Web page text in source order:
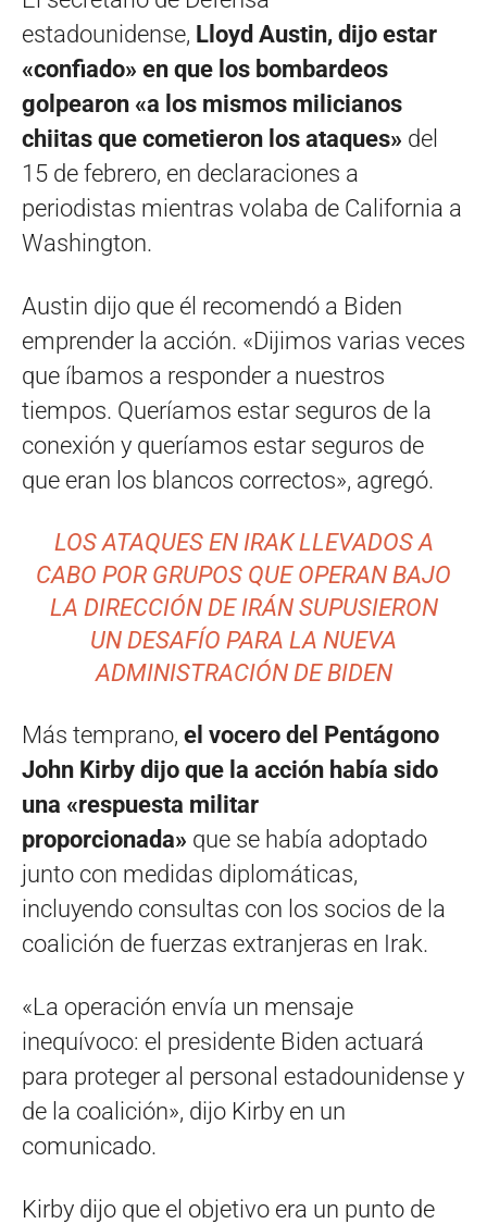
estadounidense, Lloyd Austin, dijo estar
«confiado» en que los bombardeos
golpearon «a los mismos milicianos
chiitas que cometieron los ataques» del
15 de febrero, en declaraciones a
periodistas mientras volaba de California a
Washington.
Austin dijo que él recomendó a Biden
emprender la acción. «Dijimos varias veces
que íbamos a responder a nuestros
tiempos. Queríamos estar seguros de la
conexión y queríamos estar seguros de
que eran los blancos correctos», agregó.
LOS ATAQUES EN IRAK LLEVADOS A
CABO POR GRUPOS QUE OPERAN BAJO
LA DIRECCIÓN DE IRÁN SUPUSIERON
UN DESAFÍO PARA LA NUEVA
ADMINISTRACIÓN DE BIDEN
Más temprano, el vocero del Pentágono
John Kirby dijo que la acción había sido
una «respuesta militar
proporcionada» que se había adoptado
junto con medidas diplomáticas,
incluyendo consultas con los socios de la
coalición de fuerzas extranjeras en Irak.
«La operación envía un mensaje
inequívoco: el presidente Biden actuará
para proteger al personal estadounidense y
de la coalición», dijo Kirby en un
comunicado.
Kirby dijo que el objetivo era un punto de